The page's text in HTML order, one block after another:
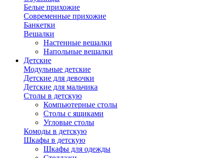
Белые прихожие
Современные прихожие
Банкетки
Вешалки
Настенные вешалки
Напольные вешалки
Детские
Модульные детские
Детские для девочки
Детские для мальчика
Столы в детскую
Компьютерные столы
Столы с ящиками
Угловые столы
Комоды в детскую
Шкафы в детскую
Шкафы для одежды